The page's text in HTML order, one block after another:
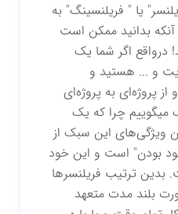
یا " فریلنسینگ" به
بدانید ممکن است
درواقع اگر شما یک
و ... هستید و
پروژه‌ای به پروژه‌ای
میگوییم چرا که یک
ویژگی‌های این سبک از
بودن" است و این خود
بدین ترتیب فریلنسرها
بلند مدت متعهد